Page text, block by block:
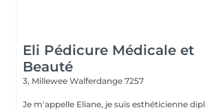
Eli Pédicure Médicale et
Beauté
3, Millewee Walferdange 7257
Je m'appelle Eliane, je suis esthéticienne